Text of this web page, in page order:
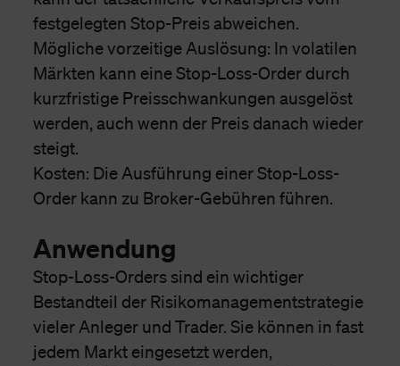
festgelegten Stop-Preis abweichen.
Mögliche vorzeitige Auslösung: In volatilen
Märkten kann eine Stop-Loss-Order durch
kurzfristige Preisschwankungen ausgelöst
werden, auch wenn der Preis danach wieder
steigt.
Kosten: Die Ausführung einer Stop-Loss-
Order kann zu Broker-Gebühren führen.
Anwendung
Stop-Loss-Orders sind ein wichtiger
Bestandteil der Risikomanagementstrategie
vieler Anleger und Trader. Sie können in fast
jedem Markt eingesetzt werden,